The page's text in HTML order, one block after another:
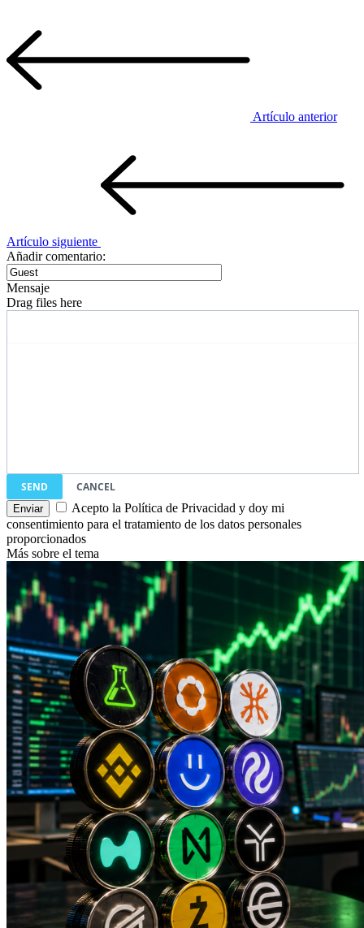
Artículo anterior
Artículo siguiente
Añadir comentario:
Mensaje
Drag files here
SEND
CANCEL
Acepto la Política de Privacidad y doy mi
consentimiento para el tratamiento de los datos personales
proporcionados
Más sobre el tema